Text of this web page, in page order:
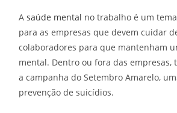
Asaúde mental no trabalho é um
para as empresas que devem cuidar
colaboradores para que mantenham
mental. Dentro ou fora das empresas,
a campanha do Setembro Amarelo,
prevenção de suicídios.